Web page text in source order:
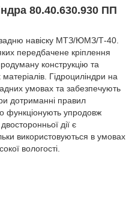
80.40.630.930 ПП
навіску МТЗ/ЮМЗ/Т-40.
передбачене кріплення
конструкцію та
матеріалів. Гідроциліндри на
умовах та забезпечують
дотриманні правил
функціонують упродовж
двосторонньої дії є
використовуються в умовах
вологості.